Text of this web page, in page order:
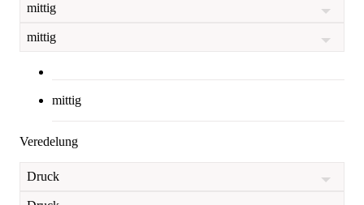
mittig
mittig
mittig
Veredelung
Druck